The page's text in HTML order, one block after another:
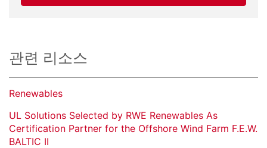
관련 리소스
Renewables
UL Solutions Selected by RWE Renewables As
Certification Partner for the Offshore Wind Farm F.E.W.
BALTIC II